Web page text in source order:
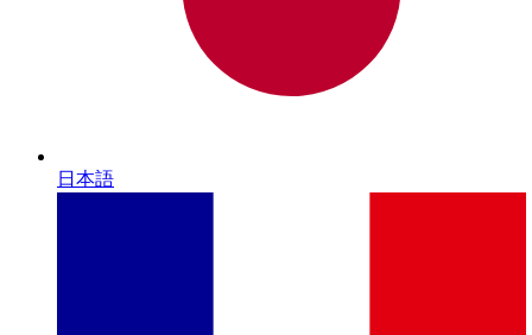
日本語